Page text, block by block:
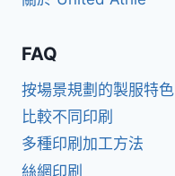
FAQ
按場景規劃的製服特色
比較不同印刷
多種印刷加工方法
絲網印刷